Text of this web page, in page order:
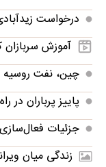
درخواست
آموزش
چین، نفت روسیه
پاییز پرباران در
جزئیات
زندگی میان